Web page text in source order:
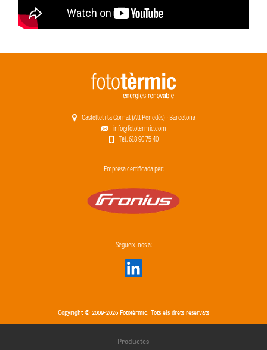
Castellet i la Gornal (Alt Penedès) · Barcelona
info@fototermic.com
Tel. 618 90 75 40
Empresa certificada per:
Segueix-nos a:
Copyright © 2009-2026 Fototèrmic. Tots els drets reservats
Productes